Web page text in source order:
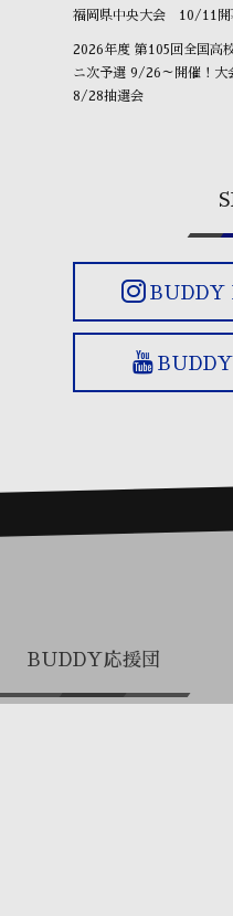
福岡県中央大会 10/11開
2026年度 第105回全国高
ニ次予選 9/26～開催！大
8/28抽選会
BUDDY
BUDDY応援団